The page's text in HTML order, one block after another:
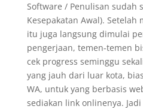
Software / Penulisan sudah
Kesepakatan Awal). Setelah
itu juga langsung dimulai
pengerjaan, temen-temen
cek progress seminggu
yang jauh dari luar kota,
WA, untuk yang berbasis
sediakan link onlinenya.